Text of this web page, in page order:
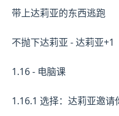
带上达莉亚的东西逃跑
不抛下达莉亚 - 达莉亚+1
1.16 - 电脑课
1.16.1 选择：达莉亚邀请